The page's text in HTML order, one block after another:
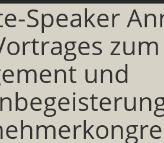
Speaker
und